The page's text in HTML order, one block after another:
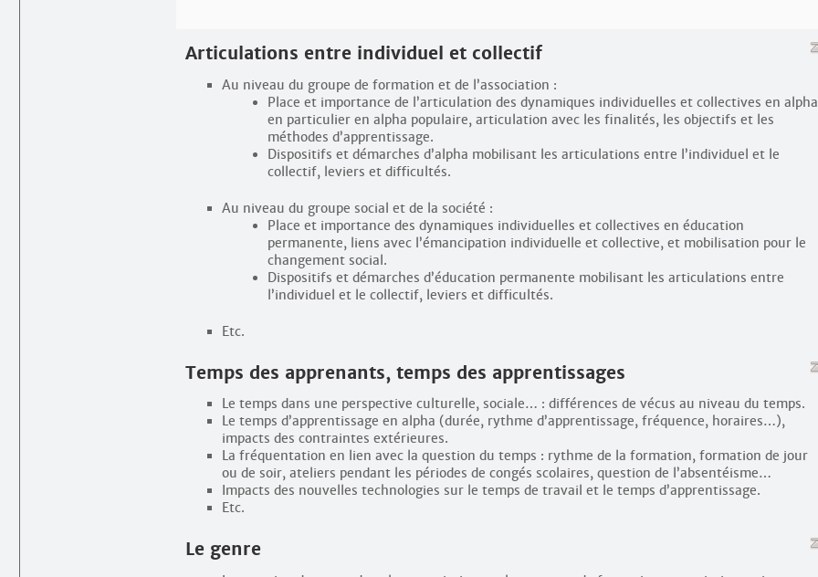
Articulations entre individuel et collectif
Au niveau du groupe de formation et de l’association :
Place et importance de l’articulation des dynamiques individuelles et collectives en
en particulier en alpha populaire, articulation avec les finalités, les objectifs et les
méthodes d’apprentissage.
Dispositifs et démarches d’alpha mobilisant les articulations entre l’individuel et le
collectif, leviers et difficultés.
Au niveau du groupe social et de la société :
Place et importance des dynamiques individuelles et collectives en éducation
permanente, liens avec l’émancipation individuelle et collective, et mobilisation pour le
changement social.
Dispositifs et démarches d’éducation permanente mobilisant les articulations entre
l’individuel et le collectif, leviers et difficultés.
Etc.
Temps des apprenants, temps des apprentissages
Le temps dans une perspective culturelle, sociale… : différences de vécus au niveau du temps.
Le temps d’apprentissage en alpha (durée, rythme d’apprentissage, fréquence, horaires…),
impacts des contraintes extérieures.
La fréquentation en lien avec la question du temps : rythme de la formation, formation de jour
ou de soir, ateliers pendant les périodes de congés scolaires, question de l’absentéisme…
Impacts des nouvelles technologies sur le temps de travail et le temps d’apprentissage.
Etc.
Le genre